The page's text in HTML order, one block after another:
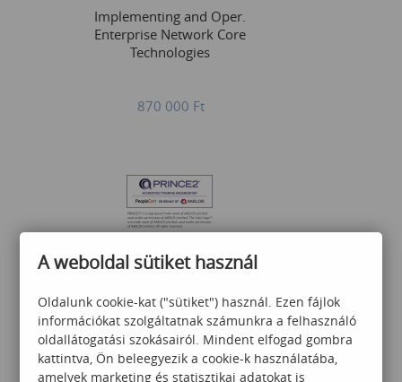
Implementing and Oper.
Enterprise Network Core
Technologies
870 000 Ft
PRINCE2®Foundation 7th
395 000Ft
A weboldal sütiket használ
Oldalunk cookie-kat ("sütiket") használ. Ezen fájlok
információkat szolgáltatnak számunkra a felhasználó
oldallátogatási szokásairól. Mindent elfogad gombra
kattintva, Ön beleegyezik a cookie-k használatába,
amelyek marketing és statisztikai adatokat is